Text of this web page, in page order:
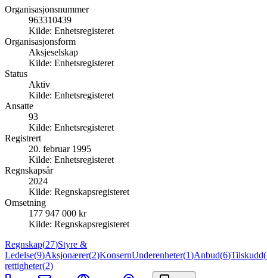
Organisasjonsnummer
963310439
Kilde: Enhetsregisteret
Organisasjonsform
Aksjeselskap
Kilde: Enhetsregisteret
Status
Aktiv
Kilde: Enhetsregisteret
Ansatte
93
Kilde: Enhetsregisteret
Registrert
20. februar 1995
Kilde: Enhetsregisteret
Regnskapsår
2024
Kilde: Regnskapsregisteret
Omsetning
177 947 000 kr
Kilde: Regnskapsregisteret
Regnskap(27)Styre &
Ledelse(9)Aksjonærer(2)KonsernUnderenheter(1)Anbud(6)Tilskudd(
rettigheter(2)